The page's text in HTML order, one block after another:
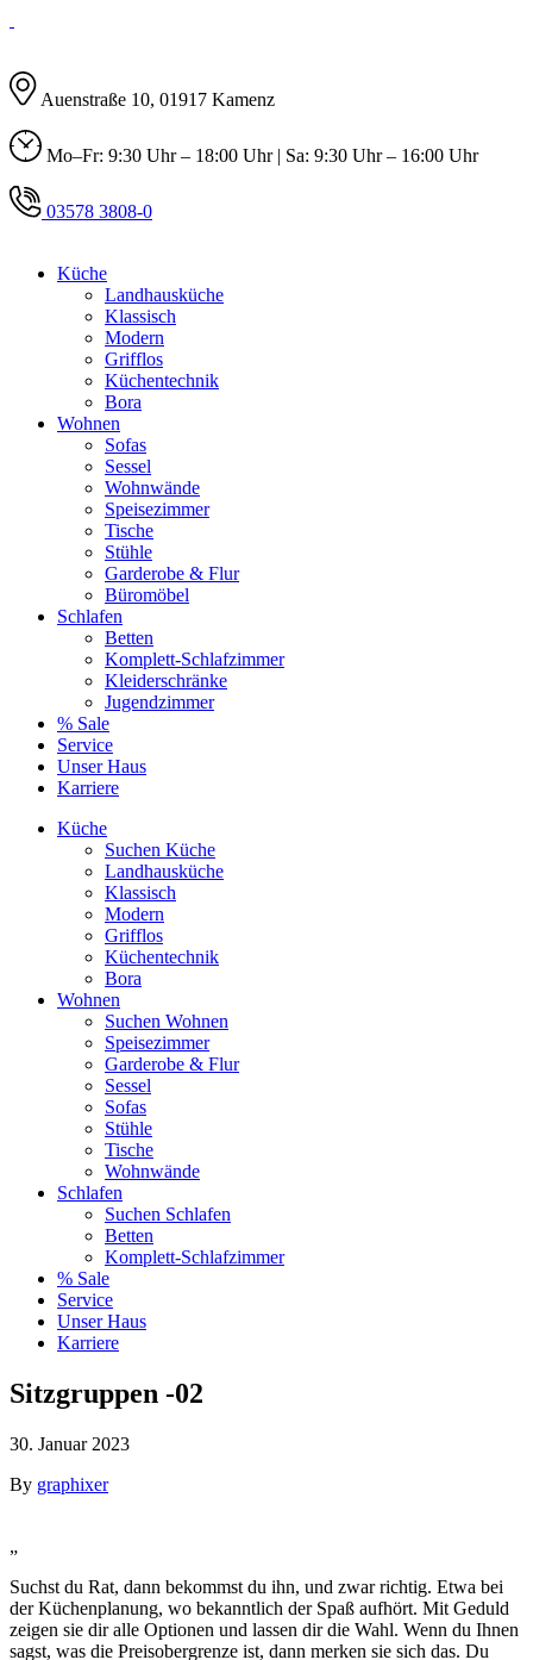
Auenstraße 10, 01917 Kamenz
Mo–Fr: 9:30 Uhr – 18:00 Uhr | Sa: 9:30 Uhr – 16:00 Uhr
03578 3808-0
Küche
Landhausküche
Klassisch
Modern
Grifflos
Küchentechnik
Bora
Wohnen
Sofas
Sessel
Wohnwände
Speisezimmer
Tische
Stühle
Garderobe & Flur
Büromöbel
Schlafen
Betten
Komplett-Schlafzimmer
Kleiderschränke
Jugendzimmer
% Sale
Service
Unser Haus
Karriere
Küche
Suchen Küche
Landhausküche
Klassisch
Modern
Grifflos
Küchentechnik
Bora
Wohnen
Suchen Wohnen
Speisezimmer
Garderobe & Flur
Sessel
Sofas
Stühle
Tische
Wohnwände
Schlafen
Suchen Schlafen
Betten
Komplett-Schlafzimmer
% Sale
Service
Unser Haus
Karriere
Sitzgruppen -02
30. Januar 2023
By graphixer
„
Suchst du Rat, dann bekommst du ihn, und zwar richtig. Etwa bei
der Küchenplanung, wo bekanntlich der Spaß aufhört. Mit Geduld
zeigen sie dir alle Optionen und lassen dir die Wahl. Wenn du Ihnen
sagst, was die Preisobergrenze ist, dann merken sie sich das. Du